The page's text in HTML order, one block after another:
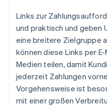
Links zur
und praktisch und geben
eine breitere Zielgruppe
können diese Links per
Medien teilen, damit
jederzeit Zahlungen
Vorgehensweise ist
mit einer großen